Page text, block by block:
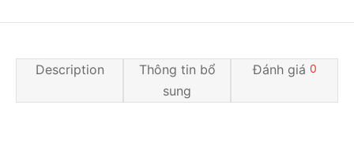
Description
Thông tin bổ
sung
Đánh giá 0